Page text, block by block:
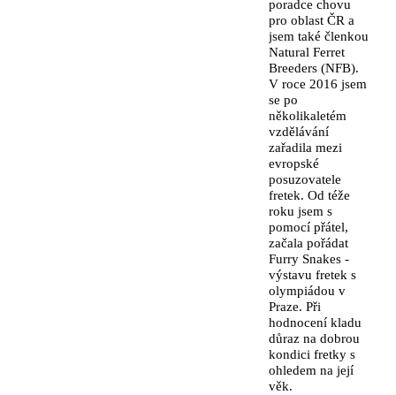
poradce chovu
pro oblast ČR a
jsem také členkou
Natural Ferret
Breeders (NFB).
V roce 2016 jsem
se po
několikaletém
vzdělávání
zařadila mezi
evropské
posuzovatele
fretek. Od téže
roku jsem s
pomocí přátel,
začala pořádat
Furry Snakes -
výstavu fretek s
olympiádou v
Praze. Při
hodnocení kladu
důraz na dobrou
kondici fretky s
ohledem na její
věk.